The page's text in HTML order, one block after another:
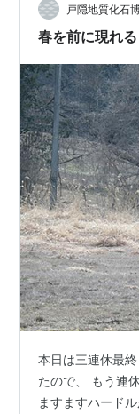
ポイント利用で
で、スキー場の
戸隠地質化石
春を前に現れる
本日は三連休最
たので、 もう連
ますますハード